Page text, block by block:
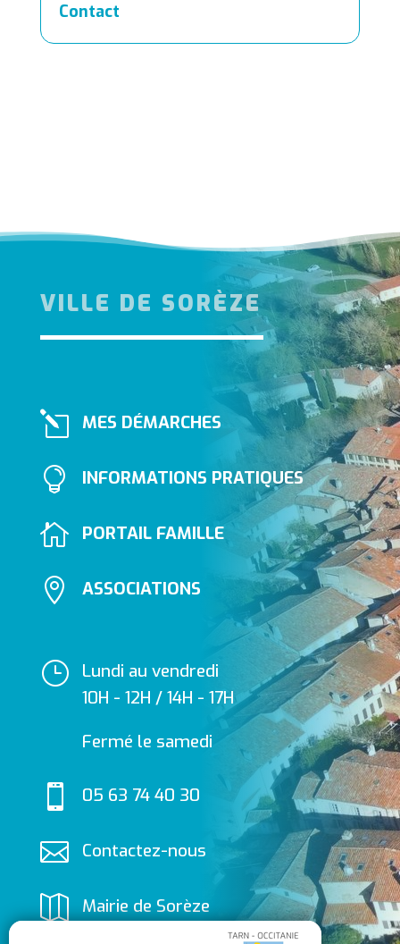
Contact
VILLE DE SORÈZE
l MES DÉMARCHES
 INFORMATIONS PRATIQUES
 PORTAIL FAMILLE
 ASSOCIATIONS
}
Lundi au vendredi
10H - 12H / 14H - 17H
Fermé le samedi
 05 63 74 40 30
 Contactez-nous

Mairie de Sorèze